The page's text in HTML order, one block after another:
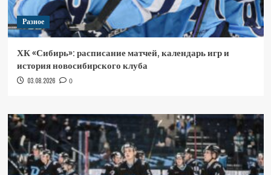
Разное
ХК «Сибирь»: расписание матчей, календарь игр и
история новосибирского клуба
03.08.2026 0